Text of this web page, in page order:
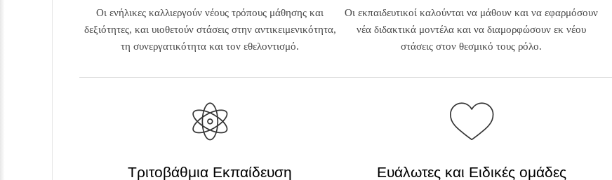
Οι ενήλικες καλλιεργούν νέους τρόπους μάθησης και
δεξιότητες, και υιοθετούν στάσεις στην αντικειμενικότητα,
τη συνεργατικότητα και τον εθελοντισμό.
Οι εκπαιδευτικοί καλούνται να μάθουν και να εφαρμόσουν
νέα διδακτικά μοντέλα και να διαμορφώσουν εκ νέου
στάσεις στον θεσμικό τους ρόλο.
Τριτοβάθμια Εκπαίδευση Ευάλωτες και Ειδικές ομάδες